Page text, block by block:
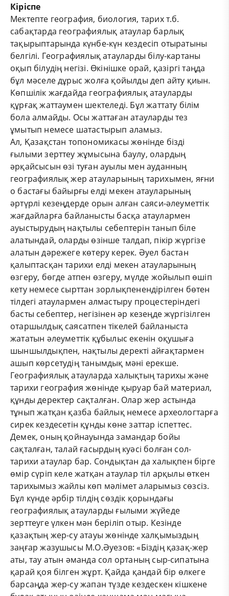
Кіріспе
Мектепте география, биология, тарих т.б.
сабақтарда географиялық атаулар барлық
тақырыптарында күнбе-күн кездесіп отыратыны
белгілі. Географиялық атауларды білу-картаны
оқып білудің негізі. Өкінішке орай, қазіргі таңда
бұл мәселе дұрыс жолға қойылды деп айту қиын.
Көпшілік жағдайда географиялық атауларды
құрғақ жаттаумен шектеледі. Бұл жаттату білім
бола алмайды. Осы жаттаған атауларды тез
ұмытып немесе шатастырып аламыз.
Ал, Қазақстан топономикасы жөнінде бізді
ғылыми зерттеу жұмысына баулу, олардың
әрқайсысын өзі туған ауылы мен ауданның
географиялық жер атауларының тарихымен, яғни
о бастағы байырғы елді мекен атауларының
әртүрлі кезеңдерде орын алған саяси-әлеуметтік
жағдайларға байланысты басқа атаулармен
ауыстырудың нақтылы себептерін танып біле
алатындай, оларды өзінше талдап, пікір жүргізе
алатын дәрежеге көтеру керек. Әуел бастан
қалыптасқан тарихи елді мекен атауларының
өзгеру, бөгде атпен өзгеру, мүлде жойылып өшіп
кету немесе сырттан зорлықпенендірілген бөтен
тілдегі атаулармен алмастыру процестеріндегі
басты себептер, негізінен әр кезеңде жүргізілген
отаршылдық саясатпен тікелей байланыста
жататын әлеуметтік құбылыс екенін оқушыға
шыншылдықпен, нақтылы деректі айғақтармен
ашып көрсетудің танымдық мәні ерекше.
Географиялық атауларда халықтың тарихы және
тарихи география жөнінде қыруар бай материал,
құнды деректер сақталған. Олар жер астында
тұнып жатқан қазба байлық немесе археологтарға
сирек кездесетін құнды көне заттар іспеттес.
Демек, оның қойнауында замандар бойы
сақталған, талай ғасырдың куәсі болған сол-
тарихи атаулар бар. Сондықтан да халықпен бірге
өмір сүріп келе жатқан атаулар тіл арқылы өткен
тарихымыз жайлы көп мәлімет аларымыз сөзсіз.
Бұл күнде әрбір тілдің сөздік қорындағы
географиялық атауларды ғылыми жүйеде
зерттеуге үлкен мән беріліп отыр. Кезінде
қазақтың жер-су атауы жөнінде халқымыздың
заңғар жазушысы М.О.Әуезов: «Біздің қазақ-жер
аты, тау атын әманда сол ортаның сыр-сипатына
қарай қоя білген жұрт. Қайда қандай бір өлкеге
барсаңда жер-су жапан түзде кездескен кішкене